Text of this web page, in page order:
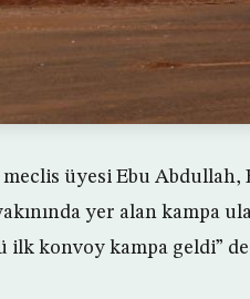
üyesi Ebu
yer alan kampa
ilk konvoy kampa geldi”